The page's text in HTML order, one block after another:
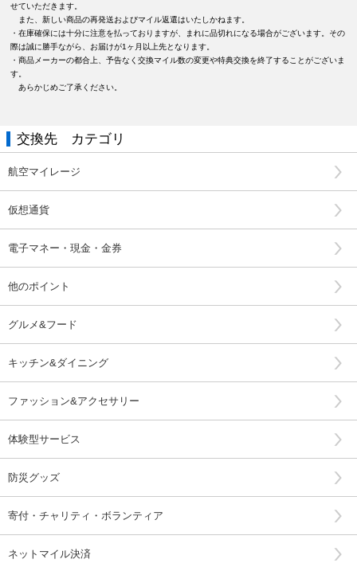
せていただきます。
また、新しい商品の再発送およびマイル返還はいたしかねます。
・在庫確保には十分に注意を払っておりますが、まれに品切れになる場合がございます。その
際は誠に勝手ながら、お届けが1ヶ月以上先となります。
・商品メーカーの都合上、予告なく交換マイル数の変更や特典交換を終了することがございま
す。
あらかじめご了承ください。
交換先 カテゴリ
航空マイレージ
仮想通貨
電子マネー・現金・金券
他のポイント
グルメ&フード
キッチン&ダイニング
ファッション&アクセサリー
体験型サービス
防災グッズ
寄付・チャリティ・ボランティア
ネットマイル決済